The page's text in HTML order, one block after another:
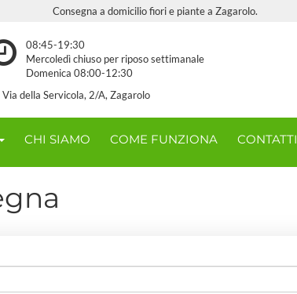
Consegna a domicilio fiori e piante a Zagarolo.
08:45-19:30
Mercoledì chiuso per riposo settimanale
Domenica 08:00-12:30
Via della Servicola, 2/A, Zagarolo
CHI SIAMO COME FUNZIONA CONTATTI